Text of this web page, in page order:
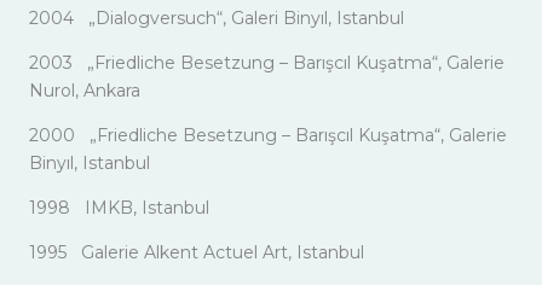
2004 „Dialogversuch“, Galeri Binyıl, Istanbul
2003 „Friedliche Besetzung – Barışcıl Kuşatma“, Galerie
Nurol, Ankara
2000 „Friedliche Besetzung – Barışcıl Kuşatma“, Galerie
Binyıl, Istanbul
1998 IMKB, Istanbul
1995 Galerie Alkent Actuel Art, Istanbul